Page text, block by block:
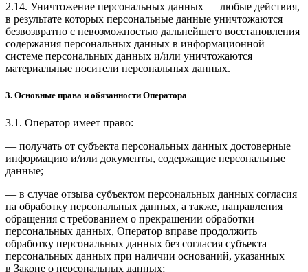
2.14. Уничтожение персональных данных — любые действия,
в результате которых персональные данные уничтожаются
безвозвратно с невозможностью дальнейшего восстановления
содержания персональных данных в информационной
системе персональных данных и/или уничтожаются
материальные носители персональных данных.
3. Основные права и обязанности Оператора
3.1. Оператор имеет право:
— получать от субъекта персональных данных достоверные
информацию и/или документы, содержащие персональные
данные;
— в случае отзыва субъектом персональных данных согласия
на обработку персональных данных, а также, направления
обращения с требованием о прекращении обработки
персональных данных, Оператор вправе продолжить
обработку персональных данных без согласия субъекта
персональных данных при наличии оснований, указанных
в Законе о персональных данных;